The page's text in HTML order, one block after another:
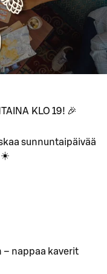
KLO 19! 🎉
sunnuntaipäivää
☀️
– nappaa kaverit